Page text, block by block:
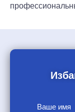
Ваше имя